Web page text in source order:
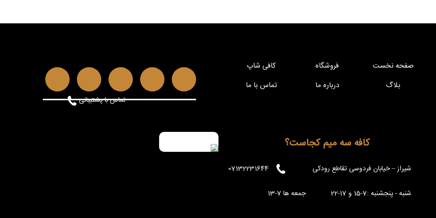
تماس با پشتیبانی
صفحه نخست فروشگاه
کافی شاپ
بلاگ
درباره ما تماس با ما
کافه سه میم کجاست؟
شیراز – خیابان فردوسی تقاطع رودکی 07132231644
شنبه - پنجشنبه :7-15 و 17-22 جمعه ها 7-13